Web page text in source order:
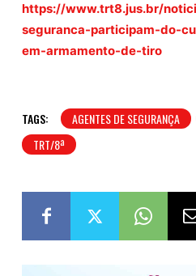
https://www.trt8.jus.br/
seguranca-participam-do-
em-armamento-de-tiro
TAGS: AGENTES DE SEGURANÇA
TRT/8ª